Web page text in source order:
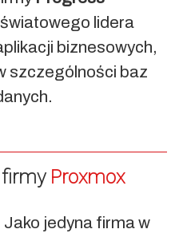
światowego lidera
biznesowych,
szczególności baz
Proxmox
Jako jedyna firma w